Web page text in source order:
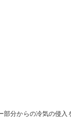
分からの冷気の侵入